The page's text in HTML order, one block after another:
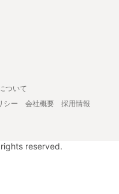
ついて
シー 会社概要
採用情報
reserved.